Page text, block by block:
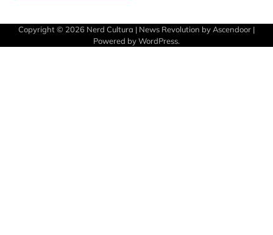
Copyright © 2026 Nerd Cultura | News Revolution byAscendoor |
Powered byWordPress.